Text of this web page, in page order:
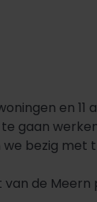
en
gaan
we bezig met
de